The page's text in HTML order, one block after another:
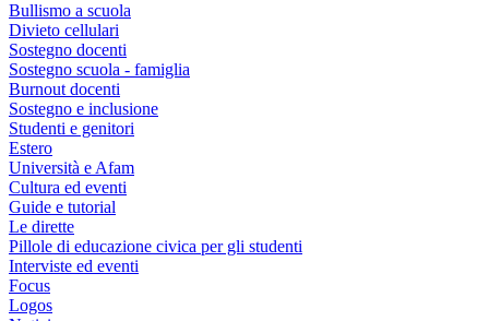
Bullismo a scuola
Divieto cellulari
Sostegno docenti
Sostegno scuola - famiglia
Burnout docenti
Sostegno e inclusione
Studenti e genitori
Estero
Università e Afam
Cultura ed eventi
Guide e tutorial
Le dirette
Pillole di educazione civica per gli studenti
Interviste ed eventi
Focus
Logos